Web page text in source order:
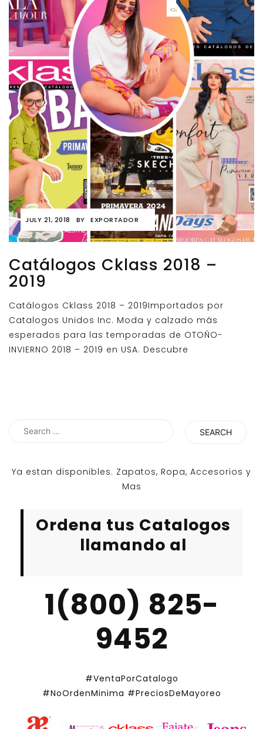
JULY 21, 2018 BY EXPORTADOR
Catálogos Cklass 2018 –
2019
Catálogos Cklass 2018 – 2019Importados por
Catalogos Unidos Inc. Moda y calzado más
esperados para las temporadas de OTOÑO-
INVIERNO 2018 – 2019 en USA. Descubre
Search
Ya estan disponibles. Zapatos, Ropa, Accesorios y
Mas
Ordena tus Catalogos
llamando al
1(800) 825-
9452
#VentaPorCatalogo
#NoOrdenMinima #PreciosDeMayoreo